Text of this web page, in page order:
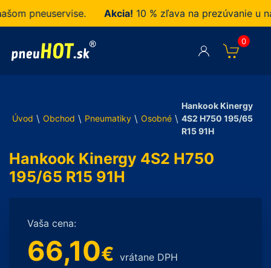
pneuservise. Akcia!10 % zľava na prezúvanie u nás
0
Úvod \ Obchod \ Pneumatiky \ Osobné \
Hankook Kinergy
4S2 H750 195/65
R15 91H
Hankook Kinergy 4S2 H750
195/65 R15 91H
Vaša cena:
66,10€ vrátane DPH